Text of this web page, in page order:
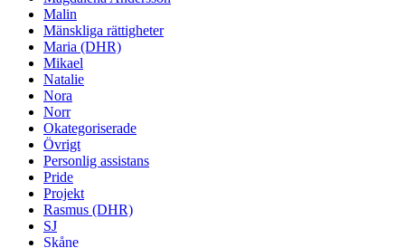
Malin
Mänskliga rättigheter
Maria (DHR)
Mikael
Natalie
Nora
Norr
Okategoriserade
Övrigt
Personlig assistans
Pride
Projekt
Rasmus (DHR)
SJ
Skåne